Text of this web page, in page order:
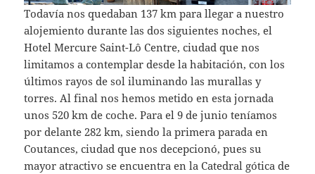
Todavía nos quedaban 137 km para llegar a nuestro
alojemiento durante las dos siguientes noches, el
Hotel Mercure Saint-Lô Centre, ciudad que nos
limitamos a contemplar desde la habitación, con los
últimos rayos de sol iluminando las murallas y
torres. Al final nos hemos metido en esta jornada
unos 520 km de coche. Para el 9 de junio teníamos
por delante 282 km, siendo la primera parada en
Coutances, ciudad que nos decepcionó, pues su
mayor atractivo se encuentra en la Catedral gótica de